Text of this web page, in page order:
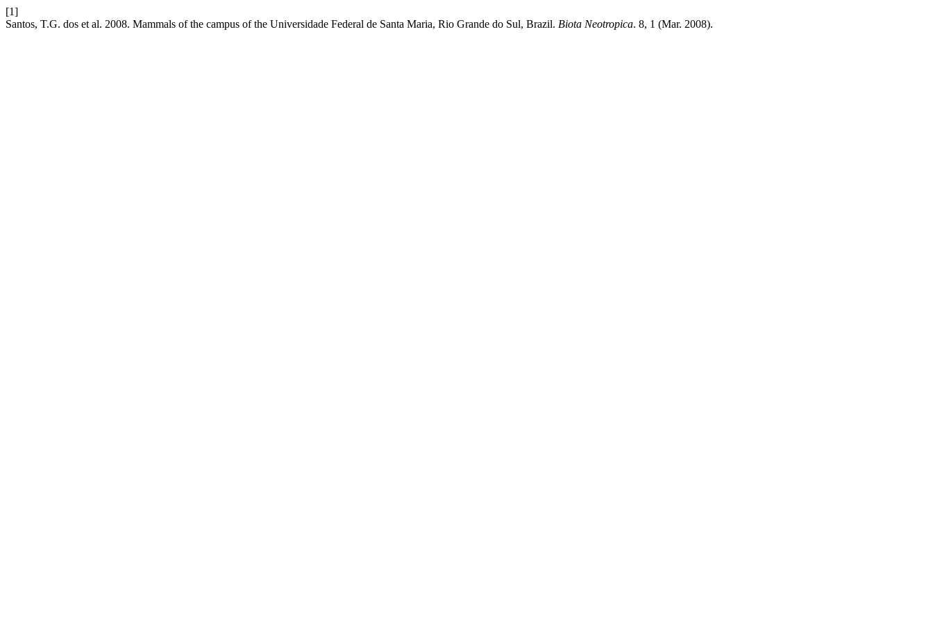
[1]
Santos, T.G. dos et al. 2008. Mammals of the campus of the Universidade Federal de Santa Maria, Rio Grande do Sul, Brazil. Biota Neotropica. 8, 1 (Mar. 2008).